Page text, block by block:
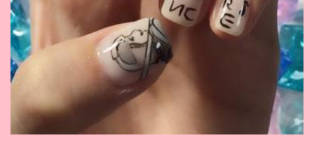
YouTubeチャンネル